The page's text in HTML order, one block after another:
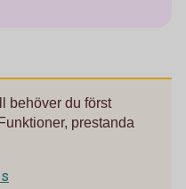
behöver du först
prestanda